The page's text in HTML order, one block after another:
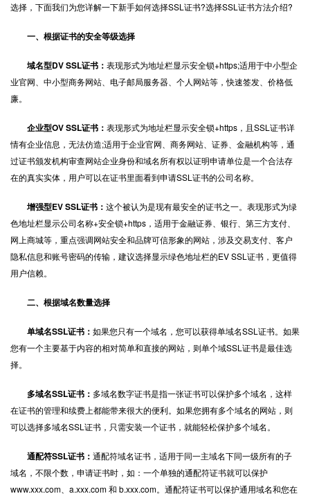
选择，下面我们为您详解一下新手如何选择SSL证书?选择SSL证书方法介绍?
一、根据证书的安全等级选择
域名型DV SSL证书： 表现形式为地址栏显示安全锁+https;适用于中小型企
业官网、中小型商务网站、电子邮局服务器、个人网站等，快速签发、价格低
廉。
企业型OV SSL证书： 表现形式为地址栏显示安全锁+https，且SSL证书详
情有企业信息，无法仿造;适用于企业官网、商务网站、证券、金融机构等，通
过证书颁发机构审查网站企业身份和域名所有权以证明申请单位是一个合法存
在的真实实体，用户可以在证书里面看到申请SSL证书的公司名称。
增强型EV SSL证书： 这个被认为是现有最安全的证书之一。表现形式为绿
色地址栏显示公司名称+安全锁+https，适用于金融证券、银行、第三方支付、
网上商城等，重点强调网站安全和品牌可信形象的网站，涉及交易支付、客户
隐私信息和账号密码的传输，建议选择显示绿色地址栏的EV SSL证书，更值得
用户信赖。
二、根据域名数量选择
单域名SSL证书： 如果您只有一个域名，您可以获得单域名SSL证书。如果
您有一个主要基于内容的相对简单和直接的网站，则单个域SSL证书是最佳选
择。
多域名SSL证书： 多域名数字证书是指一张证书可以保护多个域名，这样
在证书的管理和续费上都能带来很大的便利。如果您拥有多个域名的网站，则
可以选择多域名SSL证书，只需安装一个证书，就能轻松保护多个域名。
通配符SSL证书： 通配符域名证书，适用于同一主域名下同一级所有的子
域名，不限个数，申请证书时，如：一个单独的通配符证书就可以保护
www.xxx.com、a.xxx.com 和 b.xxx.com。通配符证书可以保护通用域名和您在